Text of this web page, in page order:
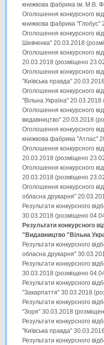
книжкова фабрика ім. М.В.
Оголошення конкурсного
книжкова фабрика
Оголошення конкурсного
Шевченка" 20.03.2018
Оголошення конкурсного
20.03.2018 (розміщено
Оголошення конкурсного
"Київська правда"
Оголошення конкурсного
"Вільна Україна"
Оголошення конкурсного
видавництво" 20.03.2018
Оголошення конкурсного
книжкова фабрика "Атлас"
Оголошення конкурсного
20.03.2018 (розміщено
Оголошення конкурсного
20.03.2018 (розміщено
Оголошення конкурсного
обласна друкарня"
Результати конкурсного
30.03.2018 (розміщено
Результати конкурсного
"Видавництво "Вільна
Результати конкурсного
обласна друкарня"
Результати конкурсного
30.03.2018 (розміщено
Результати конкурсного
"Закарпаття" 30.03.2018
Результати конкурсного
"Зоря" 30.03.2018
Результати конкурсного
"Київська правда"
Результати конкурсного